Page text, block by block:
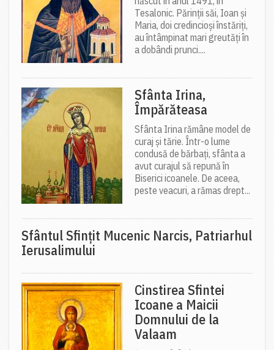
Tesalonic. Părinții săi, Ioan și
Maria, doi credincioși înstăriți,
au întâmpinat mari greutăți în
a dobândi prunci....
Sfânta Irina,
Împărăteasa
Sfânta Irina rămâne model de
curaj și tărie. Într-o lume
condusă de bărbați, sfânta a
avut curajul să repună în
Biserici icoanele. De aceea,
peste veacuri, a rămas drept...
Sfântul Sfinţit Mucenic Narcis, Patriarhul
Ierusalimului
Cinstirea Sfintei
Icoane a Maicii
Domnului de la
Valaam